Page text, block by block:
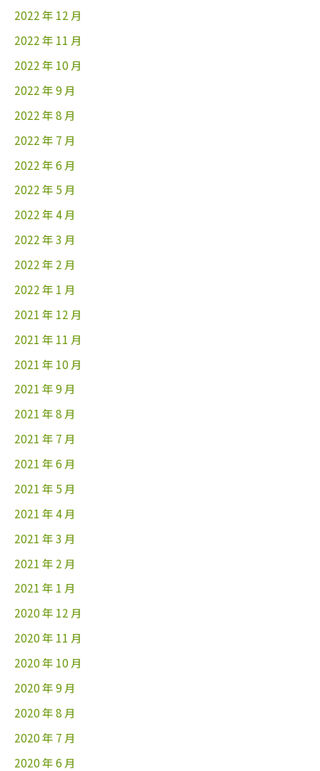
2022 年 12 月
2022 年 11 月
2022 年 10 月
2022 年 9 月
2022 年 8 月
2022 年 7 月
2022 年 6 月
2022 年 5 月
2022 年 4 月
2022 年 3 月
2022 年 2 月
2022 年 1 月
2021 年 12 月
2021 年 11 月
2021 年 10 月
2021 年 9 月
2021 年 8 月
2021 年 7 月
2021 年 6 月
2021 年 5 月
2021 年 4 月
2021 年 3 月
2021 年 2 月
2021 年 1 月
2020 年 12 月
2020 年 11 月
2020 年 10 月
2020 年 9 月
2020 年 8 月
2020 年 7 月
2020 年 6 月